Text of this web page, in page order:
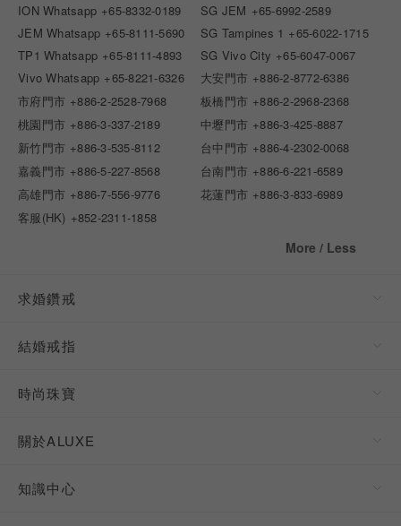
ION Whatsapp +65-8332-0189 SG JEM +65-6992-2589
JEM Whatsapp +65-8111-5690 SG Tampines 1 +65-6022-1715
TP1 Whatsapp +65-8111-4893 SG Vivo City +65-6047-0067
Vivo Whatsapp +65-8221-6326 大安門市 +886-2-8772-6386
市府門市 +886-2-2528-7968 板橋門市 +886-2-2968-2368
桃園門市 +886-3-337-2189 中壢門市 +886-3-425-8887
新竹門市 +886-3-535-8112 台中門市 +886-4-2302-0068
嘉義門市 +886-5-227-8568 台南門市 +886-6-221-6589
高雄門市 +886-7-556-9776 花蓮門市 +886-3-833-6989
客服(HK) +852-2311-1858
More / Less
求婚鑽戒
結婚戒指
時尚珠寶
關於ALUXE
知識中心